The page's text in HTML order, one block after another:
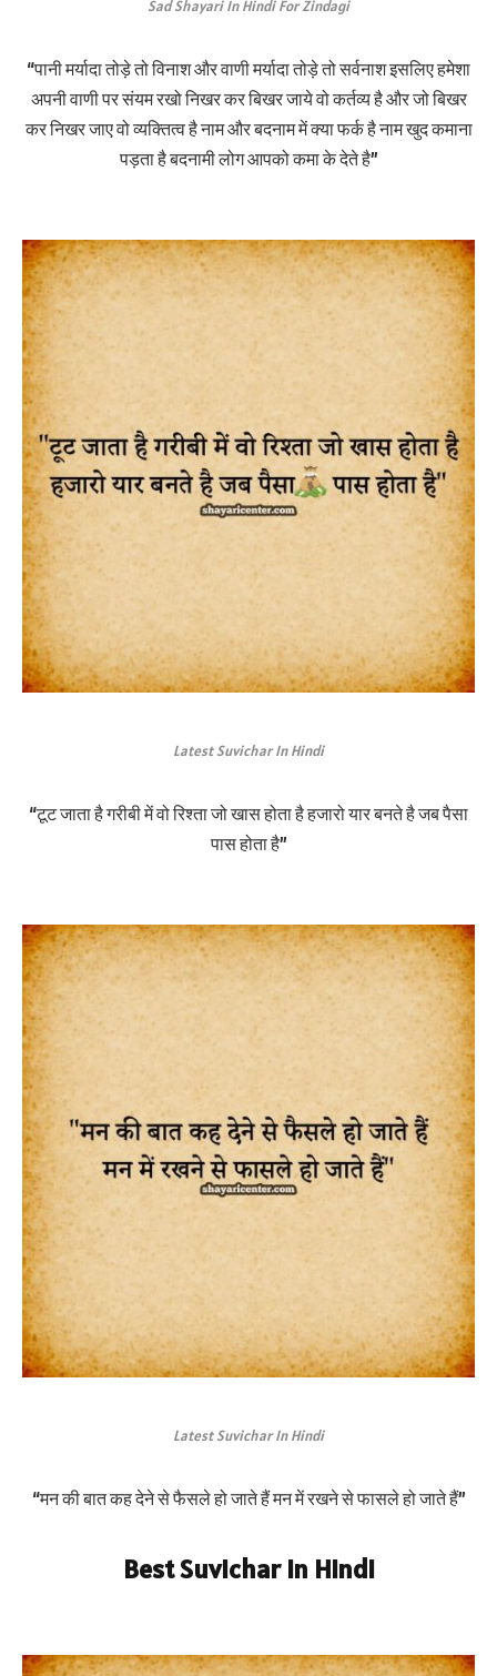
Sad Shayari In Hindi For Zindagi
“पानी मर्यादा तोड़े तो विनाश और वाणी मर्यादा तोड़े तो सर्वनाश इसलिए हमेशा
अपनी वाणी पर संयम रखो निखर कर बिखर जाये वो कर्तव्य है और जो बिखर
कर निखर जाए वो व्यक्तित्व है नाम और बदनाम में क्या फर्क है नाम खुद कमाना
पड़ता है बदनामी लोग आपको कमा के देते है”
Latest Suvichar In Hindi
“टूट जाता है गरीबी में वो रिश्ता जो खास होता है हजारो यार बनते है जब पैसा
पास होता है”
Latest Suvichar In Hindi
“मन की बात कह देने से फैसले हो जाते हैं मन में रखने से फासले हो जाते हैं”
Best Suvichar in Hindi